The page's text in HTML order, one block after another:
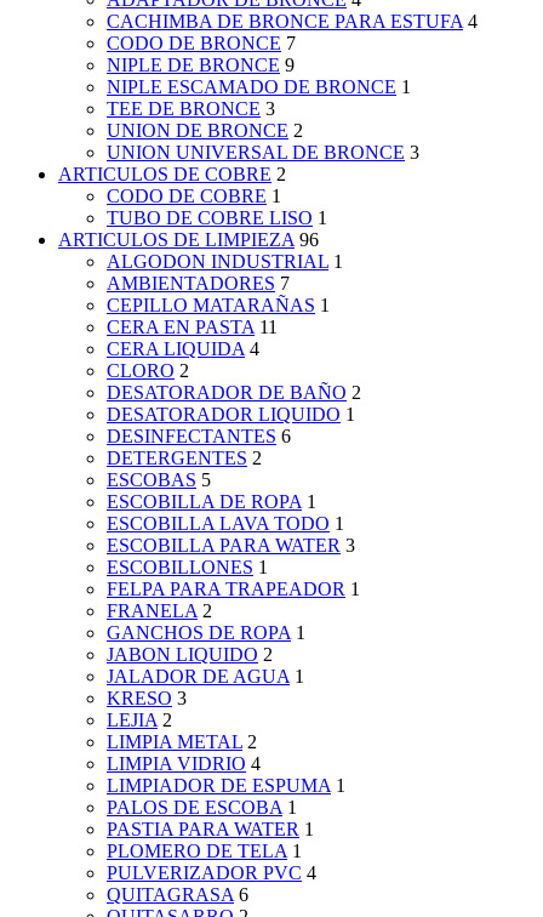
CACHIMBA DE BRONCE PARA ESTUFA 4
CODO DE BRONCE 7
NIPLE DE BRONCE 9
NIPLE ESCAMADO DE BRONCE 1
TEE DE BRONCE 3
UNION DE BRONCE 2
UNION UNIVERSAL DE BRONCE 3
ARTICULOS DE COBRE 2
CODO DE COBRE 1
TUBO DE COBRE LISO 1
ARTICULOS DE LIMPIEZA 96
ALGODON INDUSTRIAL 1
AMBIENTADORES 7
CEPILLO MATARAÑAS 1
CERA EN PASTA 11
CERA LIQUIDA 4
CLORO 2
DESATORADOR DE BAÑO 2
DESATORADOR LIQUIDO 1
DESINFECTANTES 6
DETERGENTES 2
ESCOBAS 5
ESCOBILLA DE ROPA 1
ESCOBILLA LAVA TODO 1
ESCOBILLA PARA WATER 3
ESCOBILLONES 1
FELPA PARA TRAPEADOR 1
FRANELA 2
GANCHOS DE ROPA 1
JABON LIQUIDO 2
JALADOR DE AGUA 1
KRESO 3
LEJIA 2
LIMPIA METAL 2
LIMPIA VIDRIO 4
LIMPIADOR DE ESPUMA 1
PALOS DE ESCOBA 1
PASTIA PARA WATER 1
PLOMERO DE TELA 1
PULVERIZADOR PVC 4
QUITAGRASA 6